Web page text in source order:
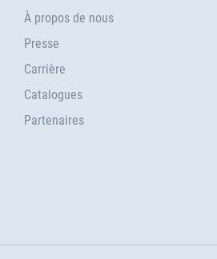
À propos de nous
Presse
Carrière
Catalogues
Partenaires